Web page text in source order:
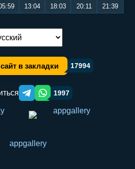
13:04 18:03 20:11 21:39
языка:
в закладки 17994
Telegram orqali ulashish
WhatsApp orqali ulashish
1997